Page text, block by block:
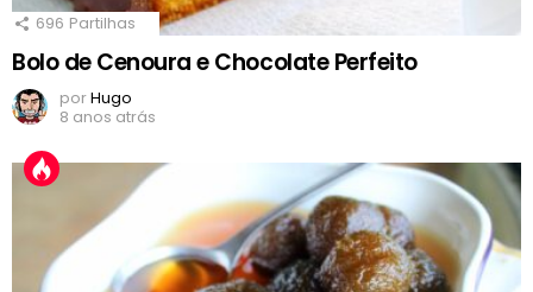
696 Partilhas
Bolo de Cenoura e Chocolate Perfeito
porHugo
8 anos atrás